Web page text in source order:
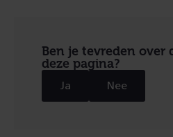
Ben je tevreden over
deze pagina?
Ja Nee